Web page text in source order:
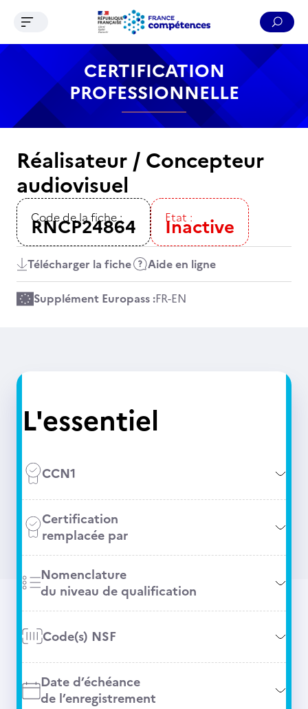
Contenu Recherche Menu Pied de page
Ouvrir le menu de navigation
CERTIFICATION
PROFESSIONNELLE
Réalisateur / Concepteur
audiovisuel
Code de la fiche :
RNCP24864 Etat :
Inactive
Télécharger la fiche Aide en ligne
Supplément Europass :FR-EN
L'essentiel
CCN1
Certification
remplacée par
Nomenclature
du niveau de qualification
Code(s) NSF
Date d’échéance
de l’enregistrement